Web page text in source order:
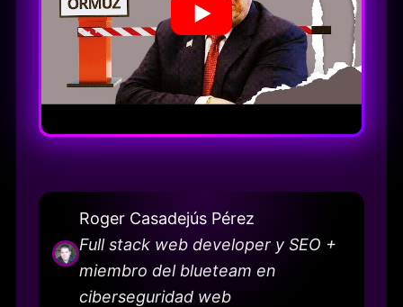
Roger Casadejús Pérez
Full stack web developer y SEO +
miembro del blueteam en
ciberseguridad web